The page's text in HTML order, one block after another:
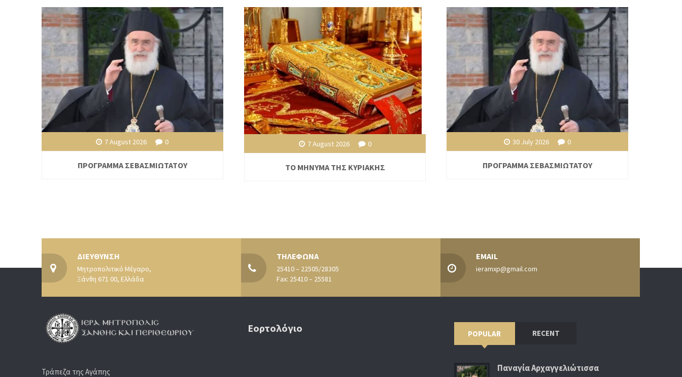
7 August 2026 0
ΠΡΟΓΡΑΜΜΑ ΣΕΒΑΣΜΙΩΤΑΤΟΥ
7 August 2026 0
ΤΟ ΜΗΝΥΜΑ ΤΗΣ ΚΥΡΙΑΚΗΣ
30 July 2026 0
ΠΡΟΓΡΑΜΜΑ ΣΕΒΑΣΜΙΩΤΑΤΟΥ
ΔΙΕΥΘΥΝΣΗ
Μητροπολιτικό Μέγαρο,
Ξάνθη 671 00, Ελλάδα
ΤΗΛΕΦΩΝΑ
25410 – 22505/28305
Fax: 25410 – 25581
EMAIL
ieramxp@gmail.com
Τράπεζα της Αγάπης
Εορτολόγιο POPULAR RECENT
Παναγία Αρχαγγελιώτισσα